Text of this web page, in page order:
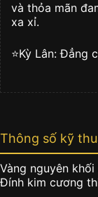
và thỏa mãn
xa xỉ.
⭐️Kỳ Lân: Đẳng
Thông số kỹ
Vàng nguyên khối
Đính kim cương